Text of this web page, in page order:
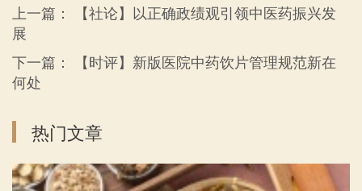
上一篇：
【社论】以正确政绩观引领中医药振兴发
展
下一篇：
【时评】新版医院中药饮片管理规范新在
何处
热门文章